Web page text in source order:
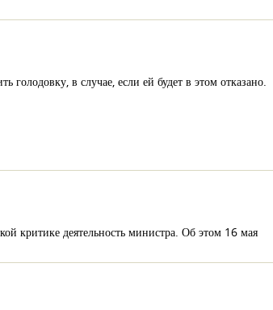
в случае, если ей будет в этом отказано.
критике деятельность министра. Об этом 16 мая